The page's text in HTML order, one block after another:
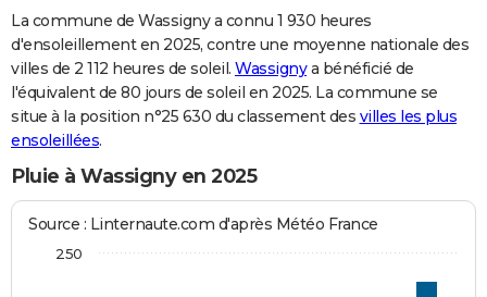
La commune de Wassigny a connu 1 930 heures
d'ensoleillement en 2025, contre une moyenne nationale des
villes de 2 112 heures de soleil. Wassignya bénéficié de
l'équivalent de 80 jours de soleil en 2025. La commune se
situe à la position n°25 630 du classement des villes les plus
ensoleillées.
Pluie à Wassigny en 2025
Source : Linternaute.com d'après Météo France
250